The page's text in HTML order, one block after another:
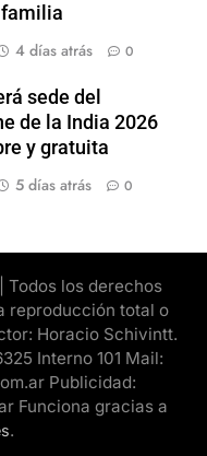
4 días atrás 0
sede del
de la India 2026
y gratuita
5 días atrás 0
Todos los derechos
reproducción total o
Horacio Schivintt.
Interno 101 Mail:
Publicidad:
Funciona gracias a
.